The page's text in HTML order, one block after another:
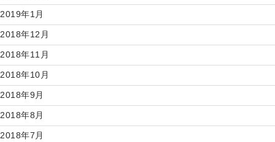
2019年1月
2018年12月
2018年11月
2018年10月
2018年9月
2018年8月
2018年7月